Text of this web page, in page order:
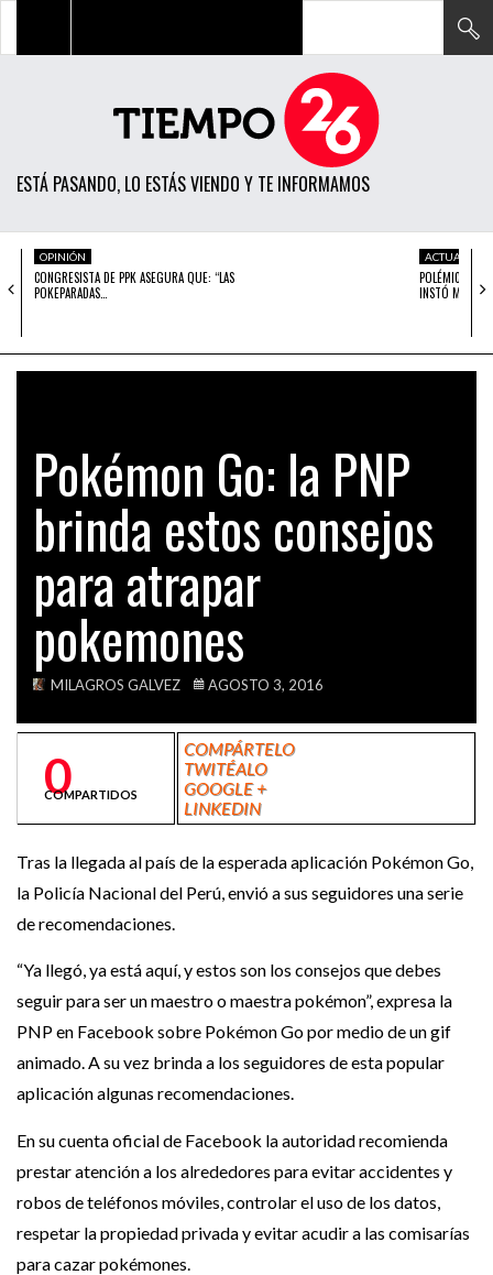
ESTÁ PASANDO, LO ESTÁS VIENDO Y TE INFORMAMOS
POLÍTICA
ECONOMÍA
SOCIEDAD
OPINIÓN
TECH
VIDEOS
OPINIÓN
CONGRESISTA DE PPK ASEGURA QUE: “LAS
POKEPARADAS…
ACTUALIDAD
POLÉMICA
INSTÓ MATAR
Pokémon Go: la PNP
brinda estos consejos
para atrapar
pokemones
MILAGROS GALVEZ AGOSTO 3, 2016
COMPÁRTELO
TWITÉALO
GOOGLE +
LINKEDIN
0
COMPARTIDOS
Tras la llegada al país de la esperada aplicación Pokémon Go,
la Policía Nacional del Perú, envió a sus seguidores una serie
de recomendaciones.
“Ya llegó, ya está aquí, y estos son los consejos que debes
seguir para ser un maestro o maestra pokémon”, expresa la
PNP en Facebook sobre Pokémon Go por medio de un gif
animado. A su vez brinda a los seguidores de esta popular
aplicación algunas recomendaciones.
En su cuenta oficial de Facebook la autoridad recomienda
prestar atención a los alrededores para evitar accidentes y
robos de teléfonos móviles, controlar el uso de los datos,
respetar la propiedad privada y evitar acudir a las comisarías
para cazar pokémones.